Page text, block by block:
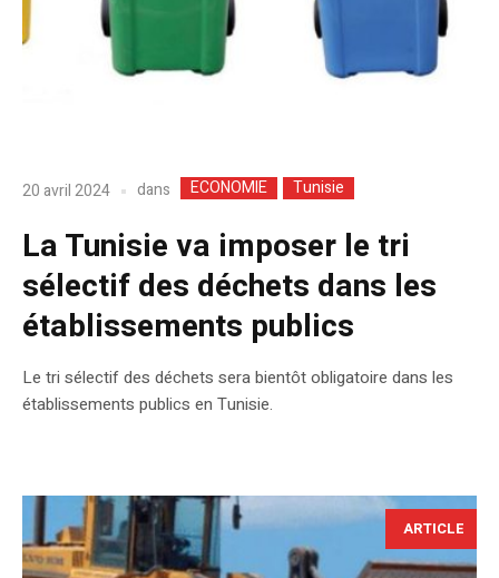
20 avril 2024 dans ECONOMIE Tunisie
La Tunisie va imposer le tri
sélectif des déchets dans les
établissements publics
Le tri sélectif des déchets sera bientôt obligatoire dans les
établissements publics en Tunisie.
ARTICLE